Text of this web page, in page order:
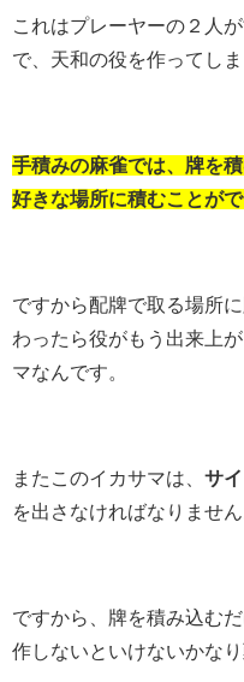
これはプレーヤーの２人
で、天和の役を作ってし
手積みの麻雀では、牌を
好きな場所に積むことが
ですから配牌で取る場所
わったら役がもう出来上
マなんです。
またこのイカサマは、 サ
を出さなければなりません
ですから、牌を積み込む
作しないといけないかなり